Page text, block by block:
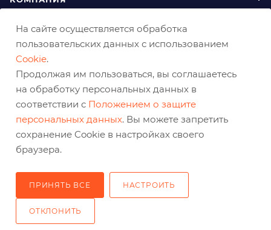
КАК ЗАКАЗАТЬ
+7 (800) 333-03-32
baz@belabraziv.ru
ул. Михайловское шоссе, 2а
На сайте осуществляется обработка
пользовательских данных с использованием
Cookie.
Продолжая им пользоваться, вы соглашаетесь
на обработку персональных данных в
соответствии с Положением о защите
персональных данных. Вы можете запретить
сохранение Cookie в настройках своего
браузера.
ПРИНЯТЬ ВСЕ НАСТРОИТЬ
ОТКЛОНИТЬ